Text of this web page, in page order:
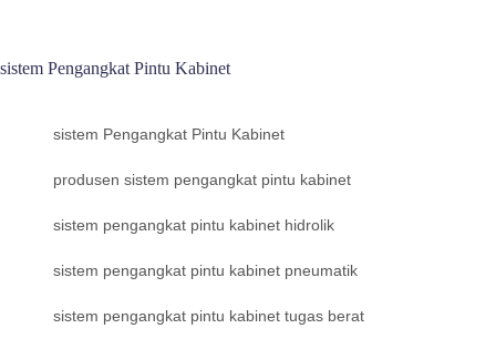
sistem Pengangkat Pintu Kabinet
sistem Pengangkat Pintu Kabinet
produsen sistem pengangkat pintu kabinet
sistem pengangkat pintu kabinet hidrolik
sistem pengangkat pintu kabinet pneumatik
sistem pengangkat pintu kabinet tugas berat